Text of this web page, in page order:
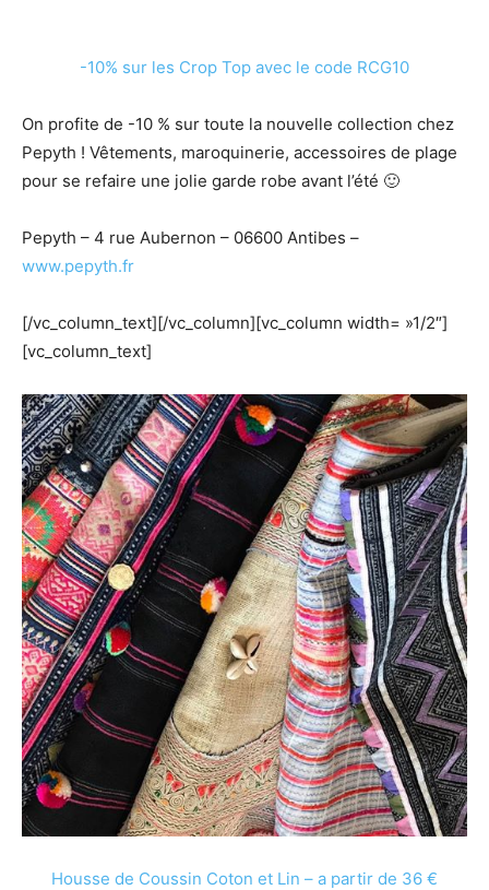
-10% sur les Crop Top avec le code RCG10
On profite de -10 % sur toute la nouvelle collection chez
Pepyth ! Vêtements, maroquinerie, accessoires de plage
pour se refaire une jolie garde robe avant l’été 🙂
Pepyth – 4 rue Aubernon – 06600 Antibes –
www.pepyth.fr
[/vc_column_text][/vc_column][vc_column width= »1/2″]
[vc_column_text]
Housse de Coussin Coton et Lin – a partir de 36 €